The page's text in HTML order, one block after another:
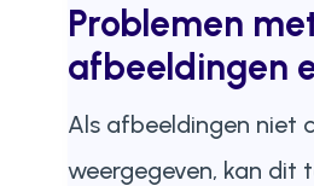
Problemen
afbeeldingen
Als afbeeldingen niet
weergegeven, kan dit